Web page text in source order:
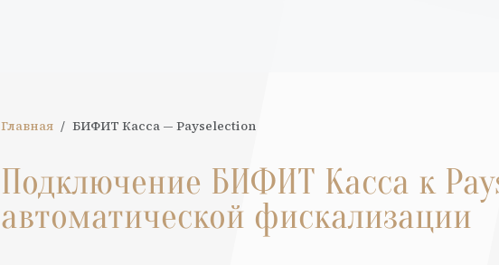
Главная БИФИТ Касса— Payselection
Подключение БИФИТ Касса к
автоматической фискализации